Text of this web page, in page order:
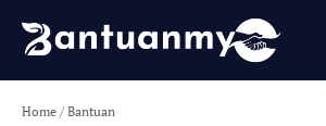
content
Home /Bantuan